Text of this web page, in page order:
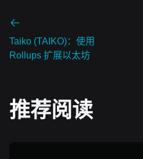
Taiko (TAIKO)：使用
Rollups 扩展以太坊
推荐阅读